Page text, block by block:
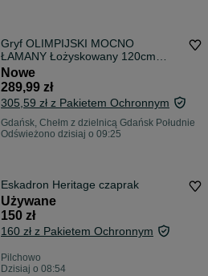
Gryf OLIMPIJSKI MOCNO
ŁAMANY Łożyskowany 120cm
50mm SZTANGA olimpijska GDA
Nowe
289,99 zł
305,59 zł z Pakietem Ochronnym
Gdańsk, Chełm z dzielnicą Gdańsk Południe
Odświeżono dzisiaj o 09:25
Eskadron Heritage czaprak
Używane
150 zł
160 zł z Pakietem Ochronnym
Pilchowo
Dzisiaj o 08:54